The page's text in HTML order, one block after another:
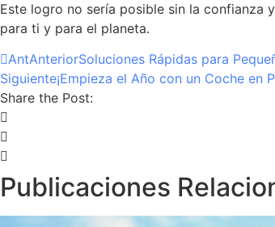
Este logro no sería posible sin la confianza
para ti y para el planeta.
AntAnteriorSoluciones Rápidas para
Siguiente¡Empieza el Año con un Coche en
Share the Post:
Publicaciones